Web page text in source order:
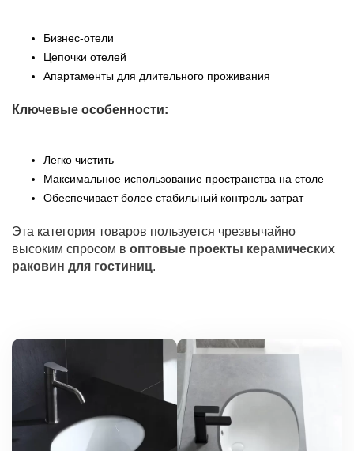
Бизнес-отели
Цепочки отелей
Апартаменты для длительного проживания
Ключевые особенности:
Легко чистить
Максимальное использование пространства на столе
Обеспечивает более стабильный контроль затрат
Эта категория товаров пользуется чрезвычайно
высоким спросом в оптовые проекты керамических
раковин для гостиниц.